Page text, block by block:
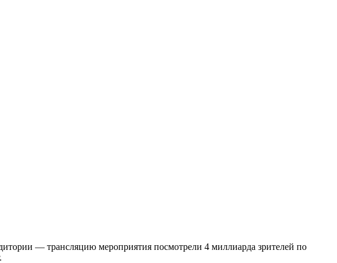
— трансляцию мероприятия посмотрели 4 миллиарда зрителей по